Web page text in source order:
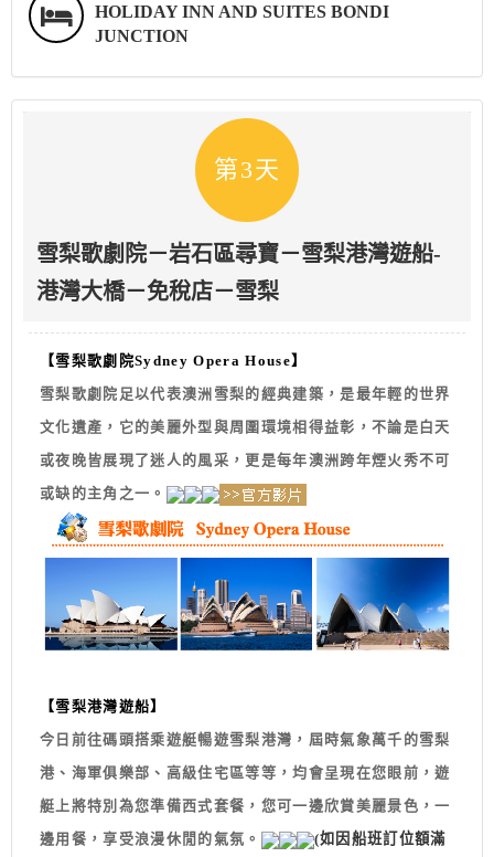
HOLIDAY INN AND SUITES BONDI
JUNCTION
第3天
雪梨歌劇院－岩石區尋寶－雪梨港灣遊船-
港灣大橋－免稅店－雪梨
【雪梨歌劇院Sydney Opera House】
雪梨歌劇院足以代表澳洲雪梨的經典建築，是最年輕的世界
文化遺產，它的美麗外型與周圍環境相得益彰，不論是白天
或夜晚皆展現了迷人的風采，更是每年澳洲跨年煙火秀不可
或缺的主角之一。
【雪梨港灣遊船】
今日前往碼頭搭乘遊艇暢遊雪梨港灣，屆時氣象萬千的雪梨
港、海軍俱樂部、高級住宅區等等，均會呈現在您眼前，遊
艇上將特別為您準備西式套餐，您可一邊欣賞美麗景色，一
邊用餐，享受浪漫休閒的氣氛。
(如因船班訂位額滿